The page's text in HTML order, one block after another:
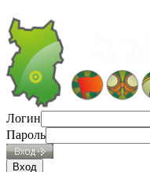
Логин
Пароль